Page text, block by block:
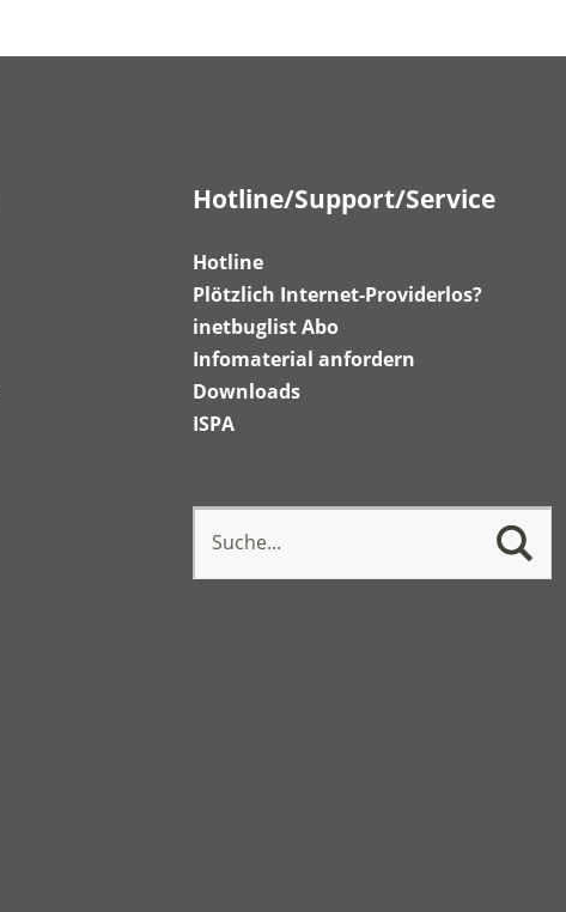
Hotline/Support/Service
Hotline
Plötzlich Internet-Providerlos?
inetbuglist Abo
Infomaterial anfordern
Downloads
ISPA